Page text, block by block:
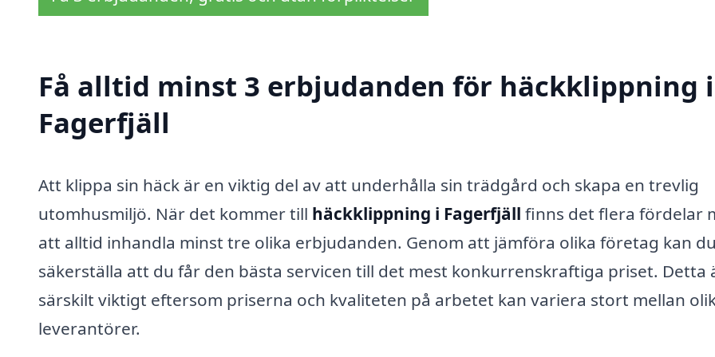
Få alltid minst 3 erbjudanden för häckklippning i
Fagerfjäll
Att klippa sin häck är en viktig del av att underhålla sin trädgård och skapa en trevlig
utomhusmiljö. När det kommer till häckklippning i Fagerfjäll finns det flera fördelar
att alltid inhandla minst tre olika erbjudanden. Genom att jämföra olika företag kan du
säkerställa att du får den bästa servicen till det mest konkurrenskraftiga priset. Detta
särskilt viktigt eftersom priserna och kvaliteten på arbetet kan variera stort mellan
leverantörer.